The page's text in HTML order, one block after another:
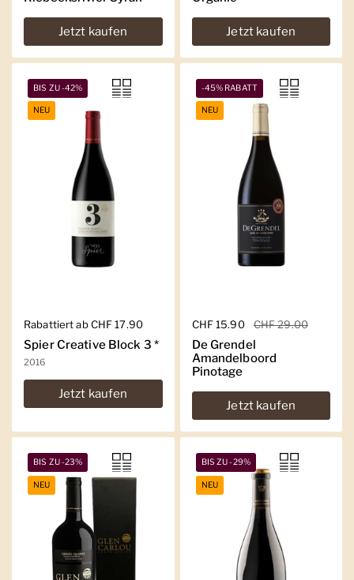
Jetzt kaufen Jetzt kaufen
Regulärer Preis
Rabattiert ab CHF 17.90
Spier Creative Block 3 *
2016
Jetzt kaufen
BIS ZU -42%
NEU
Regulärer Preis
CHF 15.90 Sale-Preis
CHF 29.00
De Grendel
Amandelboord
Pinotage
Jetzt kaufen
-45% RABATT
NEU
BIS ZU -23%
NEU
BIS ZU -29%
NEU